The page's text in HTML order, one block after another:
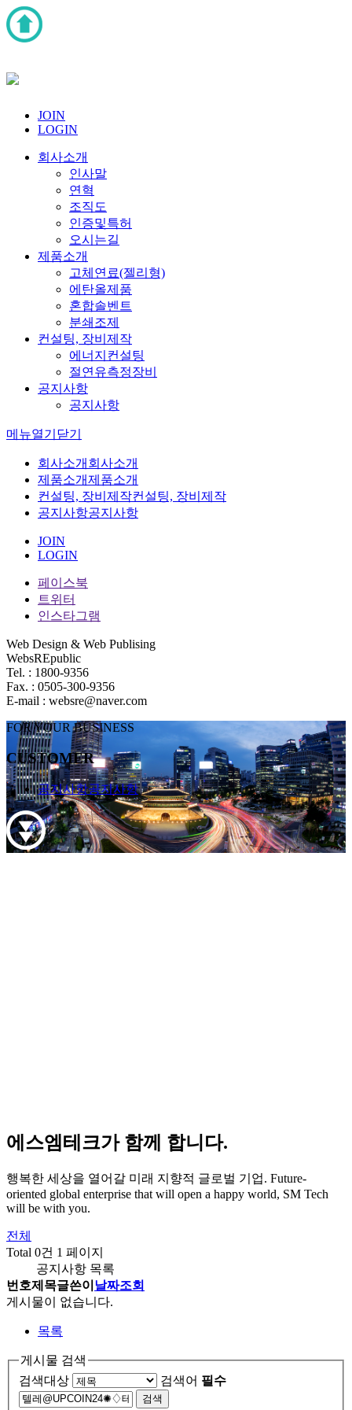
JOIN
LOGIN
회사소개
인사말
연혁
조직도
인증및특허
오시는길
제품소개
고체연료(젤리형)
에탄올제품
혼합솔벤트
분쇄조제
컨설팅, 장비제작
에너지컨설팅
절연유측정장비
공지사항
공지사항
메뉴열기 닫기
회사소개 회사소개
제품소개제품소개
컨설팅, 장비제작컨설팅, 장비제작
공지사항공지사항
JOIN
LOGIN
페이스북
트위터
인스타그램
Web Design & Web Publising
WebsREpublic
Tel. : 1800-9356
Fax. : 0505-300-9356
E-mail : websre@naver.com
FOR YOUR BUSINESS
CUSTOMER
공지사항공지사항
에스엠테크가 함께 합니다.
행복한 세상을 열어갈 미래 지향적 글로벌 기업. Future-
oriented global enterprise that will open a happy world, SM Tech
will be with you.
전체
Total 0건 1 페이지
공지사항 목록
번호제목글쓴이 날짜조회
게시물이 없습니다.
목록
게시물 검색
검색대상
검색어 필수